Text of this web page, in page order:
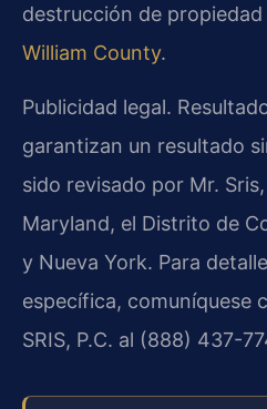
destrucción de propiedad
William County.
Publicidad legal.
garantizan un resultado
sido revisado por Mr.
Maryland, el Distrito de
y Nueva York. Para
específica, comuníquese
SRIS, P.C. al (888) 437-